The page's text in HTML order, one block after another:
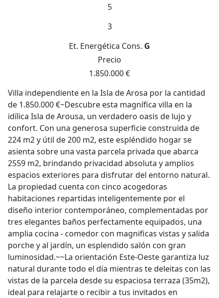
5
3
Et. Energética Cons. G
Precio
1.850.000 €
Villa independiente en la Isla de Arosa por la cantidad
de 1.850.000 €~Descubre esta magnífica villa en la
idílica Isla de Arousa, un verdadero oasis de lujo y
confort. Con una generosa superficie construida de
224 m2 y útil de 200 m2, este espléndido hogar se
asienta sobre una vasta parcela privada que abarca
2559 m2, brindando privacidad absoluta y amplios
espacios exteriores para disfrutar del entorno natural.
La propiedad cuenta con cinco acogedoras
habitaciones repartidas inteligentemente por el
diseño interior contemporáneo, complementadas por
tres elegantes baños perfectamente equipados, una
amplia cocina - comedor con magnificas vistas y salida
porche y al jardín, un esplendido salón con gran
luminosidad.~~La orientación Este-Oeste garantiza luz
natural durante todo el día mientras te deleitas con las
vistas de la parcela desde su espaciosa terraza (35m2),
ideal para relajarte o recibir a tus invitados en